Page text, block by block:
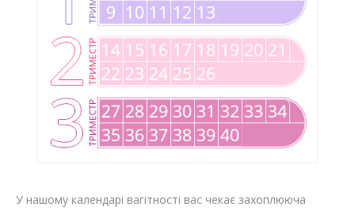
У нашому календарі вагітності вас чекає захоплююча